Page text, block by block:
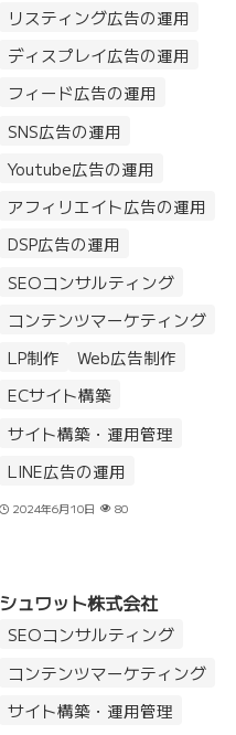
リスティング広告の運用
ディスプレイ広告の運用
フィード広告の運用
SNS広告の運用
Youtube広告の運用
アフィリエイト広告の運用
DSP広告の運用
SEOコンサルティング
コンテンツマーケティング
LP制作
Web広告制作
ECサイト構築
サイト構築・運用管理
LINE広告の運用
2024年6月10日 80
シュワット株式会社
SEOコンサルティング
コンテンツマーケティング
サイト構築・運用管理